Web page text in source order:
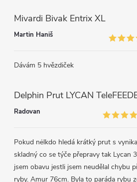
Mivardi Bivak Entrix XL
Martin Haniš
Dávám 5 hvězdiček
Radovan
Pokud nėlkdo hledá krátký prut s
skladný co se týče přepravy tak Lycan
jsem obavu jestli jsem neudělal chybu
ryby. Amur 76cm. Byla to paráda rybu